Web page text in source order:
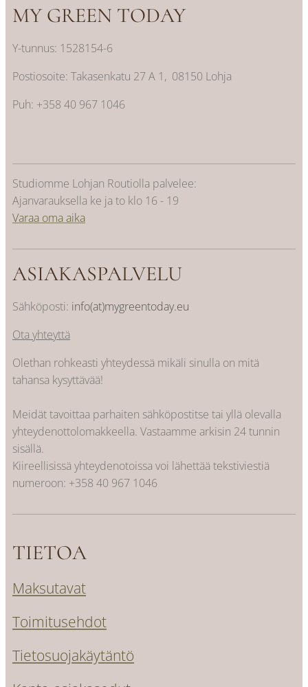
MY GREEN TODAY
Y-tunnus: 1528154-6
Postiosoite: Takasenkatu 27 A 1, 08150 Lohja
Puh: +358 40 967 1046
Studiomme Lohjan Routiolla palvelee:
Ajanvarauksella ke ja to klo 16 - 19
Varaa oma aika
ASIAKASPALVELU
Sähköposti: info(at)mygreentoday.eu
Ota yhteyttä
Olethan rohkeasti yhteydessä mikäli sinulla on mitä
tahansa kysyttävää!
Meidät tavoittaa parhaiten sähköpostitse tai yllä olevalla
yhteydenottolomakkeella. Vastaamme arkisin 24 tunnin
sisällä.
Kiireellisissä yhteydenotoissa voi lähettää tekstiviestiä
numeroon: +358 40 967 1046
TIETOA
Maksutavat
Toimitusehdot
Tietosuojakäytäntö